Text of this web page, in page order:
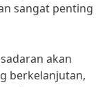
sangat penting
akan
berkelanjutan,